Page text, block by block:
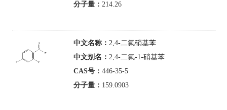
分子量： 214.26
中文名称： 2,4-二氟硝基苯
中文别名： 2,4-二氟-1-硝基苯
CAS号： 446-35-5
分子量： 159.0903